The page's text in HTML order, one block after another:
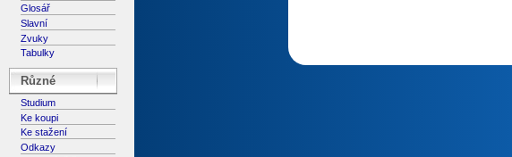
Glosář
Slavní
Zvuky
Tabulky
Různé
Studium
Ke koupi
Ke stažení
Odkazy